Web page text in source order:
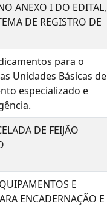
ANEXO I DO EDITAL,
DE REGISTRO DE
para o
Unidades Básicas de
especializado e
DE FEIJÃO
E
ENCADERNAÇÃO E